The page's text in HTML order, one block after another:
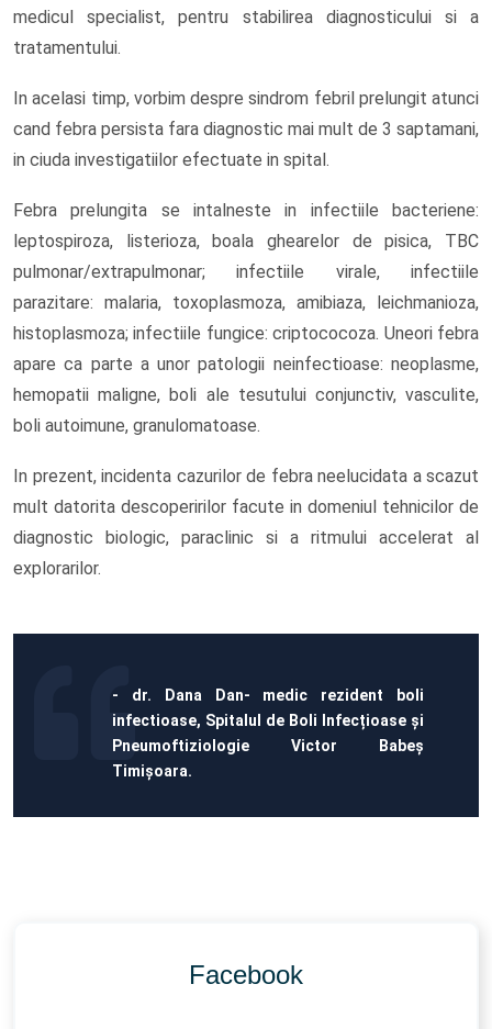
medicul specialist, pentru stabilirea diagnosticului si a
tratamentului.
In acelasi timp, vorbim despre sindrom febril prelungit atunci
cand febra persista fara diagnostic mai mult de 3 saptamani,
in ciuda investigatiilor efectuate in spital.
Febra prelungita se intalneste in infectiile bacteriene:
leptospiroza, listerioza, boala ghearelor de pisica, TBC
pulmonar/extrapulmonar; infectiile virale, infectiile
parazitare: malaria, toxoplasmoza, amibiaza, leichmanioza,
histoplasmoza; infectiile fungice: criptococoza. Uneori febra
apare ca parte a unor patologii neinfectioase: neoplasme,
hemopatii maligne, boli ale tesutului conjunctiv, vasculite,
boli autoimune, granulomatoase.
In prezent, incidenta cazurilor de febra neelucidata a scazut
mult datorita descoperirilor facute in domeniul tehnicilor de
diagnostic biologic, paraclinic si a ritmului accelerat al
explorarilor.
- dr. Dana Dan- medic rezident boli
infectioase, Spitalul de Boli Infecțioase și
Pneumoftiziologie Victor Babeș
Timișoara.
Facebook